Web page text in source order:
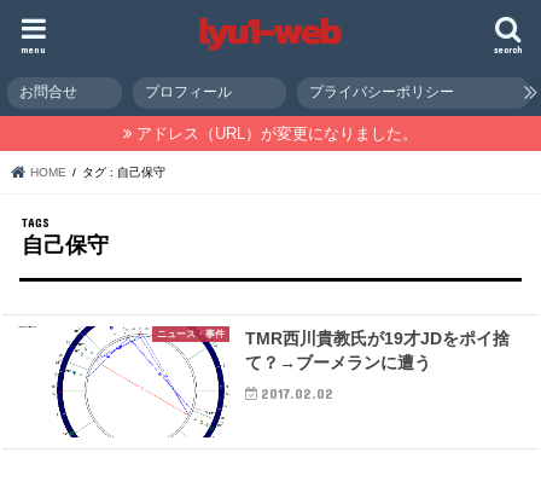
search
menu
お問合せ プロフィール プライバシーポリシー
アドレス（URL）が変更になりました。
HOME タグ : 自己保守
自己保守
ニュース・事件
TMR西川貴教氏が19才JDをポイ捨
て？→ブーメランに遭う
2017.02.02